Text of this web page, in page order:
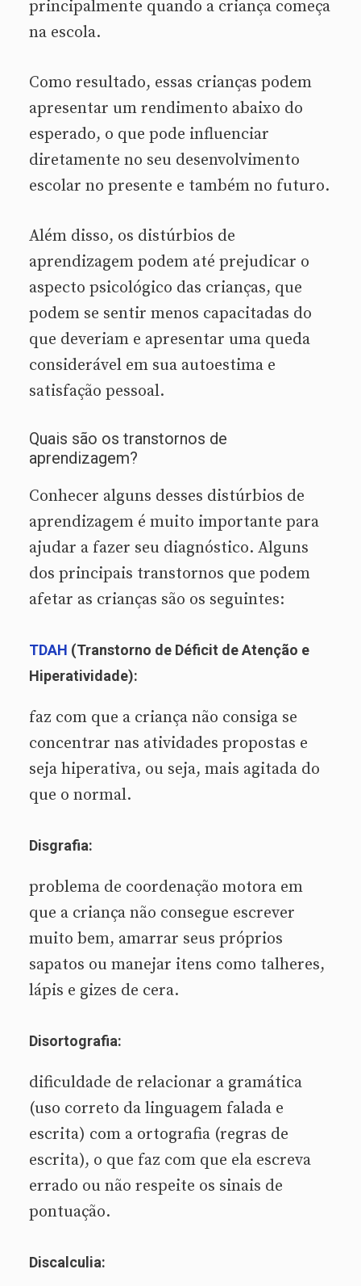
principalmente quando a criança começa
na escola.
Como resultado, essas crianças podem
apresentar um rendimento abaixo do
esperado, o que pode influenciar
diretamente no seu desenvolvimento
escolar no presente e também no futuro.
Além disso, os distúrbios de
aprendizagem podem até prejudicar o
aspecto psicológico das crianças, que
podem se sentir menos capacitadas do
que deveriam e apresentar uma queda
considerável em sua autoestima e
satisfação pessoal.
Quais são os transtornos de
aprendizagem?
Conhecer alguns desses distúrbios de
aprendizagem é muito importante para
ajudar a fazer seu diagnóstico. Alguns
dos principais transtornos que podem
afetar as crianças são os seguintes:
TDAH (Transtorno de Déficit de Atenção e
Hiperatividade):
faz com que a criança não consiga se
concentrar nas atividades propostas e
seja hiperativa, ou seja, mais agitada do
que o normal.
Disgrafia:
problema de coordenação motora em
que a criança não consegue escrever
muito bem, amarrar seus próprios
sapatos ou manejar itens como talheres,
lápis e gizes de cera.
Disortografia:
dificuldade de relacionar a gramática
(uso correto da linguagem falada e
escrita) com a ortografia (regras de
escrita), o que faz com que ela escreva
errado ou não respeite os sinais de
pontuação.
Discalculia: